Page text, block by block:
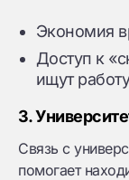
Экономия
Доступ к
ищут
3.
Связь с
помогает